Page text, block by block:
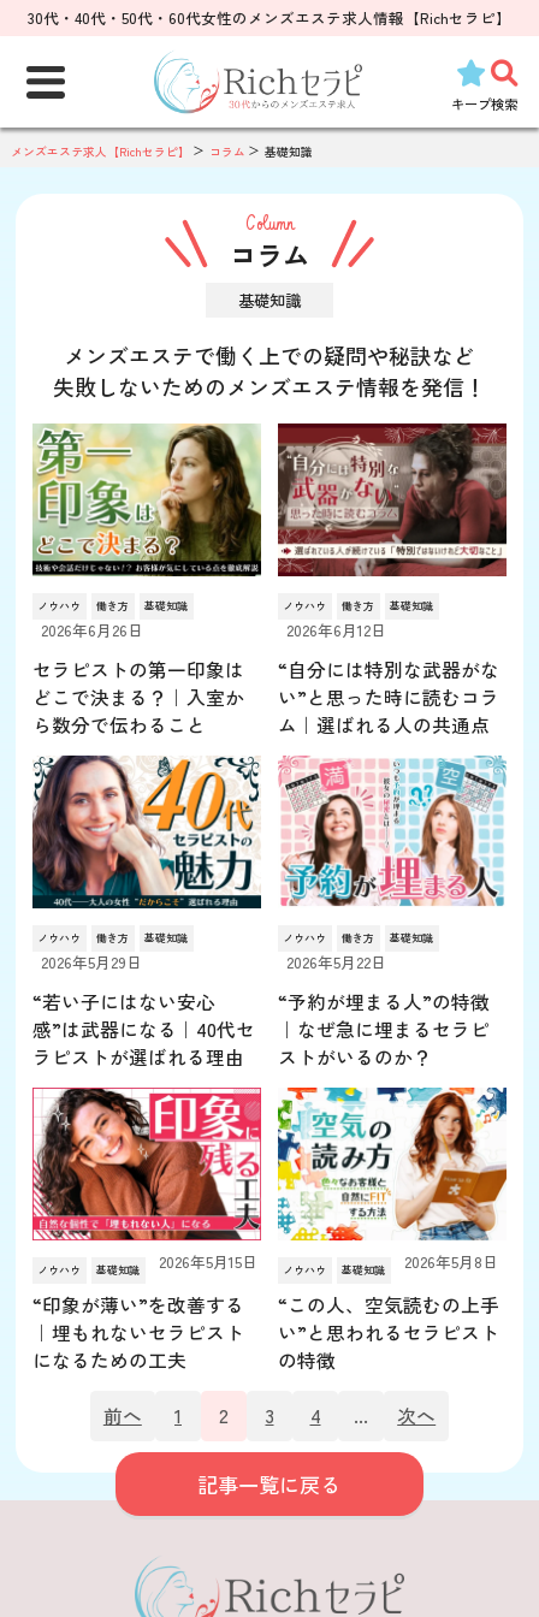
30代・40代・50代・60代女性のメンズエステ求人情報【Richセラピ】
キープ検索
索:
メンズエステ求人【Richセラピ】 コラム 基礎知識
Column
コラム
基礎知識
メンズエステで働く上での疑問や秘訣など
失敗しないためのメンズエステ情報を発信！
ノウハウ 働き方 基礎知識
2026年6月26日
セラピストの第一印象は
どこで決まる？｜入室か
ら数分で伝わること
ノウハウ 働き方 基礎知識
2026年6月12日
“自分には特別な武器がな
い”と思った時に読むコラ
ム｜選ばれる人の共通点
ノウハウ 働き方 基礎知識
2026年5月29日
“若い子にはない安心
感”は武器になる｜40代セ
ラピストが選ばれる理由
ノウハウ 働き方 基礎知識
2026年5月22日
“予約が埋まる人”の特徴
｜なぜ急に埋まるセラピ
ストがいるのか？
ノウハウ 基礎知識 2026年5月15日
“印象が薄い”を改善する
｜埋もれないセラピスト
になるための工夫
ノウハウ 基礎知識 2026年5月8日
“この人、空気読むの上手
い”と思われるセラピスト
の特徴
前へ
1 2 3 4 ... 次へ
記事一覧に戻る